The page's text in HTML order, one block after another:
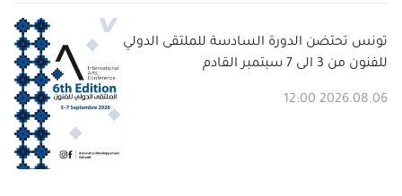
تونس تحتضن الدورة السادسة للملتقى الدولي
للفنون من 3 الى 7 سبتمبر القادم
2026.08.06 12:00